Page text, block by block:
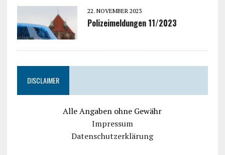
22. NOVEMBER 2023
Polizeimeldungen 11/2023
DISCLAIMER
Alle Angaben ohne Gewähr
Impressum
Datenschutzerklärung